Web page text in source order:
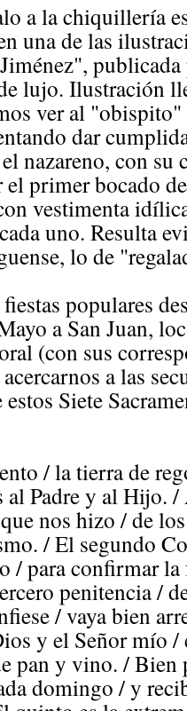
a la chiquillería
una de las
lujo. Ilustración
ver al "obispito"
dar
nazareno, con su
el primer bocado
vestimenta
uno. Resulta
lo de
populares
a San Juan,
(con sus
a las
Siete
/ la tierra de
Padre y al Hijo.
nos hizo / de
/ El segundo
/ para confirmar la
penitencia /
/ vaya bien
y el Señor mío
pan y vino. / Bien
domingo / y